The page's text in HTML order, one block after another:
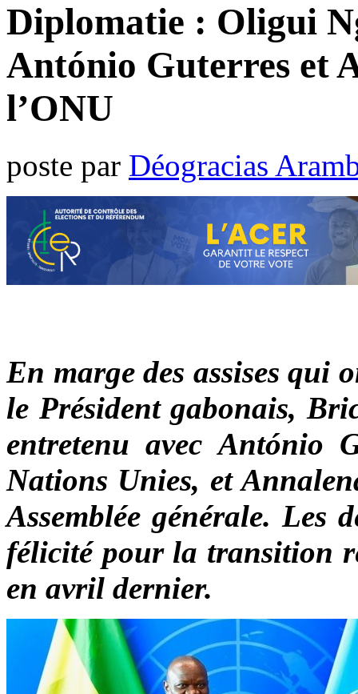
Diplomatie : Oligui
António Guterres et
l’ONU
poste par Déogracias
En marge des assises qui
le Président gabonais,
entretenu avec António
Nations Unies, et
Assemblée générale. Les
félicité pour la transition
en avril dernier.